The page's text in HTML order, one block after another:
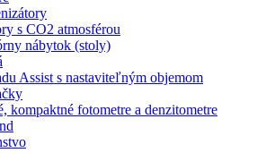
s CO2 atmosférou
nábytok (stoly)
Assist s nastaviteľným objemom
kompaktné fotometre a denzitometre